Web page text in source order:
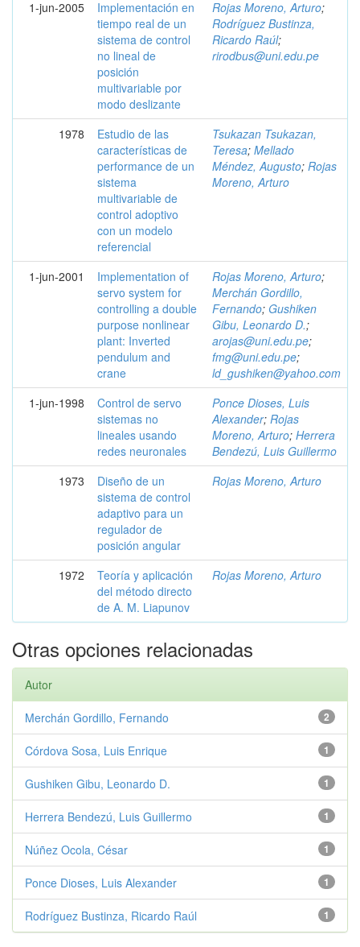
1-jun-2005
Implementación en
tiempo real de un
sistema de control
no lineal de
posición
multivariable por
modo deslizante
Rojas Moreno, Arturo;
Rodríguez Bustinza,
Ricardo Raúl;
rirodbus@uni.edu.pe
1978
Estudio de las
características de
performance de un
sistema
multivariable de
control adoptivo
con un modelo
referencial
Tsukazan Tsukazan,
Teresa; Mellado
Méndez, Augusto; Rojas
Moreno, Arturo
1-jun-2001
Implementation of
servo system for
controlling a double
purpose nonlinear
plant: Inverted
pendulum and
crane
Rojas Moreno, Arturo;
Merchán Gordillo,
Fernando; Gushiken
Gibu, Leonardo D.;
arojas@uni.edu.pe;
fmg@uni.edu.pe;
ld_gushiken@yahoo.com
1-jun-1998
Control de servo
sistemas no
lineales usando
redes neuronales
Ponce Dioses, Luis
Alexander; Rojas
Moreno, Arturo; Herrera
Bendezú, Luis Guillermo
1973
Diseño de un
sistema de control
adaptivo para un
regulador de
posición angular
Rojas Moreno, Arturo
1972
Teoría y aplicación
del método directo
de A. M. Liapunov
Rojas Moreno, Arturo
Otras opciones relacionadas
Autor
2
Merchán Gordillo, Fernando
1
Córdova Sosa, Luis Enrique
1
Gushiken Gibu, Leonardo D.
1
Herrera Bendezú, Luis Guillermo
1
Núñez Ocola, César
1
Ponce Dioses, Luis Alexander
1
Rodríguez Bustinza, Ricardo Raúl